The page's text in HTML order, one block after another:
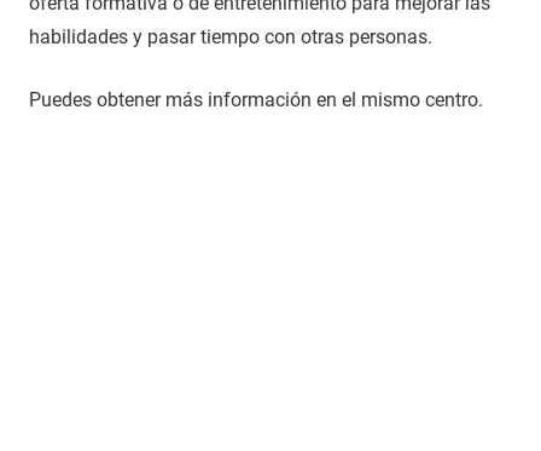
habilidades y pasar tiempo con otras personas.
Puedes obtener más información en el mismo centro.